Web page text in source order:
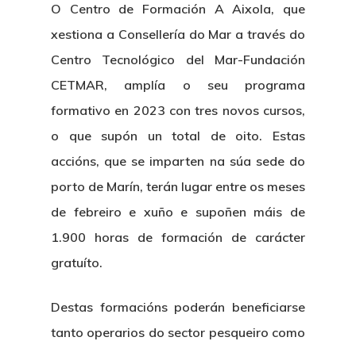
O Centro de Formación A Aixola, que
xestiona a Consellería do Mar a través do
Centro Tecnológico del Mar-Fundación
CETMAR, amplía o seu programa
formativo en 2023 con tres novos cursos,
o que supón un total de oito. Estas
accións, que se imparten na súa sede do
porto de Marín, terán lugar entre os meses
de febreiro e xuño e supoñen máis de
1.900 horas de formación de carácter
gratuíto.
Destas formacións poderán beneficiarse
tanto operarios do sector pesqueiro como